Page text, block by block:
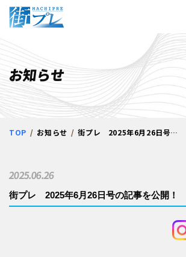
街プレ -東京
お知らせ
TOP お知らせ 街プレ 2025年6月26日号の記事を公開！
街プレ 2025年6月26日号の記事を公開！
2025.06.26